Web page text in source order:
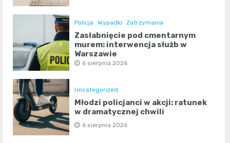
Policja Wypadki Zatrzymania
Zasłabnięcie pod cmentarnym
murem: interwencja służb w
Warszawie
6 sierpnia 2026
Uncategorized
Młodzi policjanci w akcji: ratunek
w dramatycznej chwili
6 sierpnia 2026